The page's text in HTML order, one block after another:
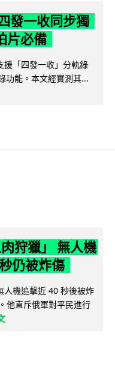
發一收同步獨
片必備
「四發一收」分軌錄
功能。本文經實測其...
狩獵」 無人機
仍被炸傷
人機追擊近 40 秒後被炸
他直斥俄軍對平民進行